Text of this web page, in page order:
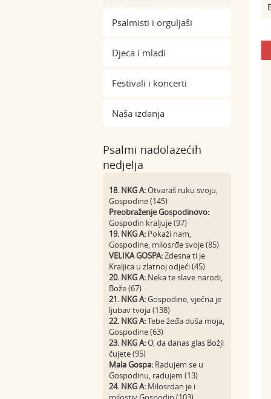
Psalmisti i orguljaši
Djeca i mladi
Festivali i koncerti
Naša izdanja
Psalmi nadolazećih
nedjelja
18. NKG A:Otvaraš ruku svoju,
Gospodine (145)
Preobraženje Gospodinovo:
Gospodin kraljuje (97)
19. NKG A: Pokaži nam,
Gospodine, milosrđe svoje (85)
VELIKA GOSPA:Zdesna ti je
Kraljica u zlatnoj odjeći (45)
20. NKG A: Neka te slave narodi,
Bože (67)
21. NKG A:Gospodine, vječna je
ljubav tvoja (138)
22. NKG A:Tebe žeđa duša moja,
Gospodine (63)
23. NKG A:O, da danas glas Božji
čujete (95)
Mala Gospa: Radujem se u
Gospodinu, radujem (13)
24. NKG A: Milosrdan je i